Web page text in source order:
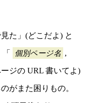
た」(どこだよ) と
個別ページ名 ,
ジの URL 書いてよ)
がまた困りもの。